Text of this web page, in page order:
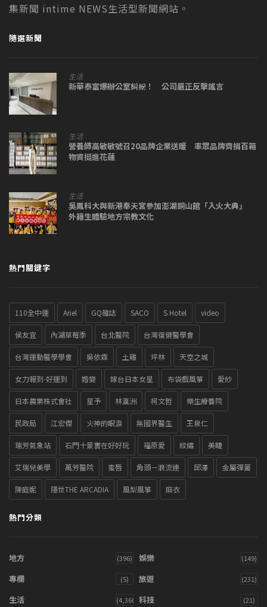
集新聞 intime NEWS生活型新聞網站。
隨選新聞
生活
新華泰富爆辦公室糾紛！ 公司嚴正反擊謠言
生活
營養師高敏敏號召20品牌企業送暖 率眾品牌齊捐百箱
物資挺進花蓮
生活
吳鳳科大與新港奉天宮參加澎湖銅山館「入火大典」
外籍生體驗地方宗教文化
熱門關鍵字
110全中運 Ariel GQ雜誌 SACO S Hotel video
侯友宜 內湖草莓季 台北醫院 台灣復健醫學會
台灣運動醫學學會 吳依霖 土雞 坪林 天空之城
女力報到-好運到 婚變 嫁台日本女星 布袋戲風箏 愛紗
日本農業株式會社 星予 林瀛洲 柯文哲 樂生療養院
民政局 江宏傑 火神的眼淚 無國界醫生 王泉仁
瑞芳氣象站 石門十景實在好好玩 福原愛 紋繡 美睫
艾瑞兒美學 萬芳醫院 蜜唇 角頭－浪流連 邱澤 金屬彈簧
陳庭妮 隱世THE ARCADIA 風梨風箏 麻衣
熱門分類
地方 (396) 娛樂 (149)
專欄 (5) 旅遊 (231)
生活 (4,360) 科技 (21)